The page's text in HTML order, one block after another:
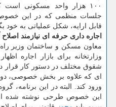
۱۰۰ هزار واحد مسكونی
جلسات منظمی كه در این خصوص
قابل ارایه، شكل عملیاتی به خود
اجاره داری حرفه ای نیازمند اصلاح
معاون مسكن و ساختمان وزیر
وزارتخانه برای بازار اجاره
شقوق مختلف در دستور كار قرار
ای كه علاوه بر بخش خصوصی،
ورود كند. البته در این برنامه،
این خصوص طرحی نوشته شده اما